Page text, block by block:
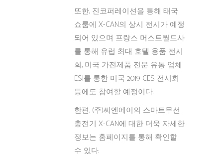
또한, 진코퍼레이션을 통해 태국
쇼룸에 X-CAN의 상시 전시가 예정
되어 있으며 프랑스 머스트월드사
를 통해 유럽 최대 호텔 용품 전시
회, 미국 가전제품 전문 유통 업체
ESI를 통한 미국 2019 CES 전시회
등에도 참여할 예정이다.
한편, (주)씨엔에이의 스마트무선
충전기 X-CAN에 대한 더욱 자세한
정보는 홈페이지를 통해 확인할
수 있다.